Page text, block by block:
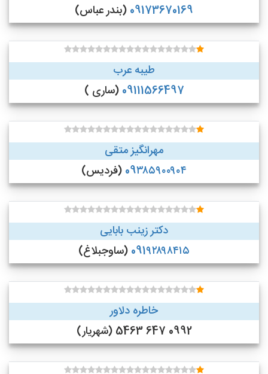
09173670169 (بندر عباس)
طیبه عرب
09111566497 (ساری )
مهرانگیز متقی
09۳۸۵۹۰۰۹۰۴ (فردیس)
دکتر زینب بابایی
091۹۲۸۹۸۴۱۵ (ساوجبلاغ)
خاطره دلاور
0992 647 5463 (شهریار)